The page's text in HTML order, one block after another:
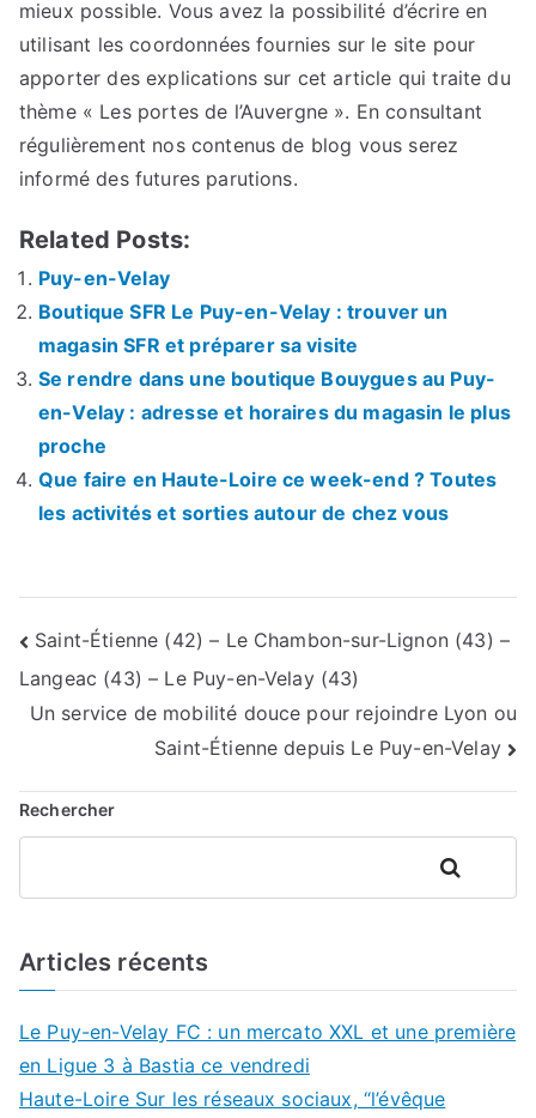
mieux possible. Vous avez la possibilité d’écrire en
utilisant les coordonnées fournies sur le site pour
apporter des explications sur cet article qui traite du
thème « Les portes de l’Auvergne ». En consultant
régulièrement nos contenus de blog vous serez
informé des futures parutions.
Related Posts:
Puy-en-Velay
Boutique SFR Le Puy-en-Velay : trouver un
magasin SFR et préparer sa visite
Se rendre dans une boutique Bouygues au Puy-
en-Velay : adresse et horaires du magasin le plus
proche
Que faire en Haute-Loire ce week-end ? Toutes
les activités et sorties autour de chez vous
Navigation
de
Saint-Étienne (42) – Le Chambon-sur-Lignon (43) –
Langeac (43) – Le Puy-en-Velay (43)
Un service de mobilité douce pour rejoindre Lyon ou
Saint-Étienne depuis Le Puy-en-Velay
Rechercher
Rechercher
Articles récents
Le Puy-en-Velay FC : un mercato XXL et une première
en Ligue 3 à Bastia ce vendredi
Haute-Loire Sur les réseaux sociaux, “l’évêque